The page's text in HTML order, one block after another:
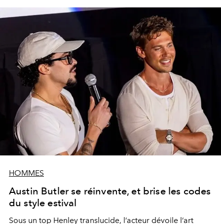
HOMMES
Austin Butler se réinvente, et brise les codes
du style estival
Sous un top Henley translucide, l’acteur dévoile l’art